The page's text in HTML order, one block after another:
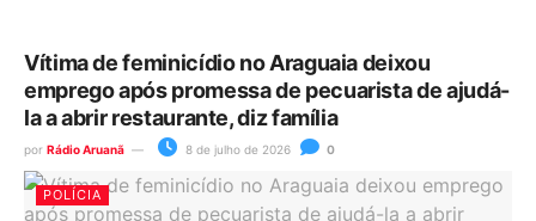
Vítima de feminicídio no Araguaia deixou
emprego após promessa de pecuarista de ajudá-
la a abrir restaurante, diz família
por Rádio Aruanã 8 de julho de 2026 0
POLÍCIA